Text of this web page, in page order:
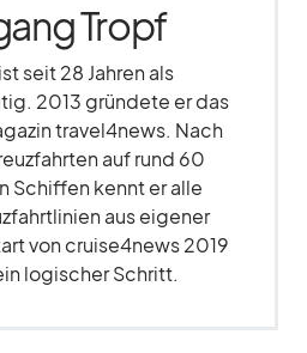
Tropf
seit 28 Jahren als
2013 gründete er das
travel4news. Nach
auf rund 60
Schiffen kennt er alle
aus eigener
von cruise4news 2019
logischer Schritt.